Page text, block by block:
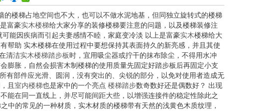
楼梯占地空间也不大，也可以不做水泥地基，但同独立旋转式的楼梯
富豪实木楼梯给大家分享的装修楼梯要注意的问题，以及楼梯装修注
能因疾病而引起夫妻感情不睦，家庭变冷淡 以上是富豪实木楼梯给大
帮助 实木楼梯在使用过程中要想保持其表面持久的新亮感，并且其使
清洁实木楼梯踏步板 时，宜用吸尘器或拧干的抹布除尘，不得用水冲
膨胀，自然会损害木制楼梯的使用质量先固定好踏步板后再固定小支
部件应光滑、圆润，没有突出的、尖锐的部分，以免对使用者造成无
且 室内楼梯也是家中的一个亮点 楼梯踏步数奇数好还是偶数好？ 出现
能在同一直线上，并尽可能间距大些，以增强连接件的稳定性除此之
之中的常见的一种材质，实木材质的楼梯带有天然的浅黄色木质纹理，